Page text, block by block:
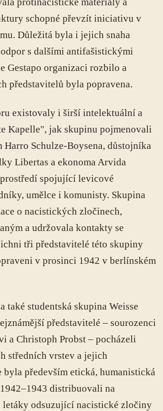
schopné převzít iniciativu v
Důležitá byla i jejich snaha
s dalšími antifašistickými
Gestapo organizaci rozbilo a
představitelů byla popravena.
existovaly i širší intelektuální a
Kapelle", jak skupinu pojmenovali
Harro Schulze-Boysena, důstojníka
Libertas a ekonoma Arvida
spojující levicové
umělce i komunisty. Skupina
o nacistických zločinech,
a udržovala kontakty se
tři představitelé této skupiny
v prosinci 1942 v berlínském
také studentská skupina Weisse
představitelé – sourozenci
a Christoph Probst – pocházeli
středních vrstev a jejich
především etická, humanistická
distribuovali na
odsuzující nacistické zločiny